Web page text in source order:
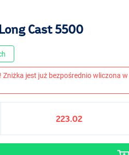
Cast 5500
jest już bezpośrednio wliczona w
223.02